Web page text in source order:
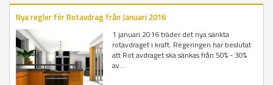
Nya regler för Rotavdrag från Januari 2016
1 januari 2016 träder det nya sänkta
rotavdraget i kraft. Regeringen har beslutat
att Rot avdraget ska sänkas från 50% - 30%
av...